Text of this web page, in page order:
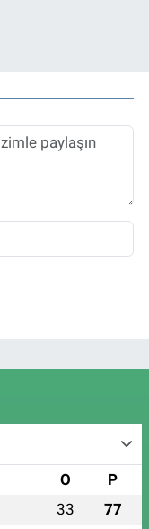
O P
33 77